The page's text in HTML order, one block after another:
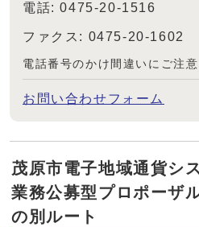
電話: 0475-20-1516
ファクス: 0475-20-1602
電話番号のかけ間違いにご注意
お問い合わせフォーム
茂原市電子地域通貨シ
業務公募型プロポーザ
の別ルート